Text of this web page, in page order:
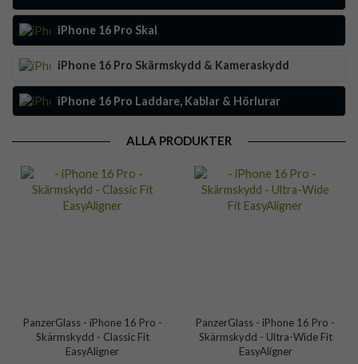
iPhone 16 Pro Skal
iPhone 16 Pro Skärmskydd & Kameraskydd
iPhone 16 Pro Laddare, Kablar & Hörlurar
ALLA PRODUKTER
PanzerGlass - iPhone 16 Pro -
Skärmskydd - Classic Fit
EasyAligner
PanzerGlass - iPhone 16 Pro -
Skärmskydd - Ultra-Wide Fit
EasyAligner